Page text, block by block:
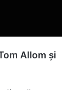
Allom și